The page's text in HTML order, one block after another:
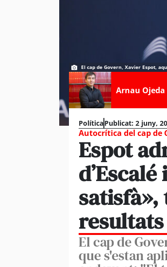
El cap de Govern, Xavier Espot,
Arnau Ojeda
PolíticaPublicat: 2 juny,
Autocrítica del cap de
Espot
satisfà»,
resultats
El cap de
que s'estan